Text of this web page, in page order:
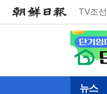
TV조선
뉴스